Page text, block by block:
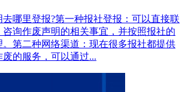
去哪里登报?第一种报社登报：可以直接联
咨询作废声明的相关事宜，并按照报社的
。第二种网络渠道：现在很多报社都提供
的服务，可以通过...